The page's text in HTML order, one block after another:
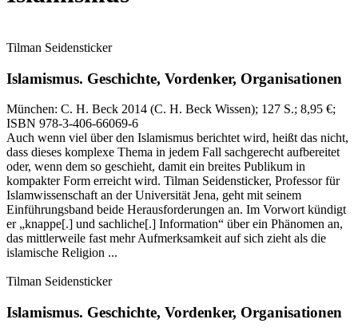
Tilman Seidensticker
Islamismus. Geschichte, Vordenker, Organisationen
München: C. H. Beck 2014 (C. H. Beck Wissen); 127 S.; 8,95 €;
ISBN 978-3-406-66069-6
Auch wenn viel über den Islamismus berichtet wird, heißt das nicht,
dass dieses komplexe Thema in jedem Fall sachgerecht aufbereitet
oder, wenn dem so geschieht, damit ein breites Publikum in
kompakter Form erreicht wird. Tilman Seidensticker, Professor für
Islamwissenschaft an der Universität Jena, geht mit seinem
Einführungsband beide Herausforderungen an. Im Vorwort kündigt
er „knappe[.] und sachliche[.] Information“ über ein Phänomen an,
das mittlerweile fast mehr Aufmerksamkeit auf sich zieht als die
islamische Religion ...
Tilman Seidensticker
Islamismus. Geschichte, Vordenker, Organisationen